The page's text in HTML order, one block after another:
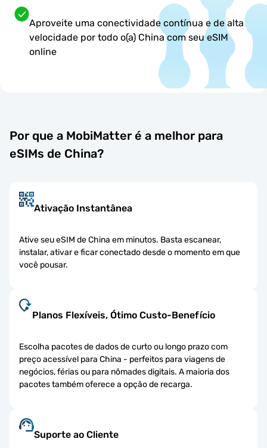
Aproveite uma conectividade contínua e de alta
velocidade por todo o(a) China com seu eSIM
online
Por que a MobiMatter é a melhor para
eSIMs de China?
Ativação Instantânea
Ative seu eSIM de China em minutos. Basta escanear,
instalar, ativar e ficar conectado desde o momento em que
você pousar.
Planos Flexíveis, Ótimo Custo-Benefício
Escolha pacotes de dados de curto ou longo prazo com
preço acessível para China - perfeitos para viagens de
negócios, férias ou para nômades digitais. A maioria dos
pacotes também oferece a opção de recarga.
Suporte ao Cliente